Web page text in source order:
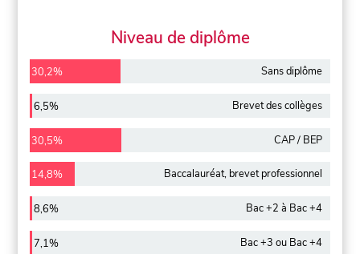
Niveau de diplôme
30,2% Sans diplôme
6,5% Brevet des collèges
30,5% CAP / BEP
14,8% Baccalauréat, brevet professionnel
8,6% Bac +2 à Bac +4
7,1% Bac +3 ou Bac +4